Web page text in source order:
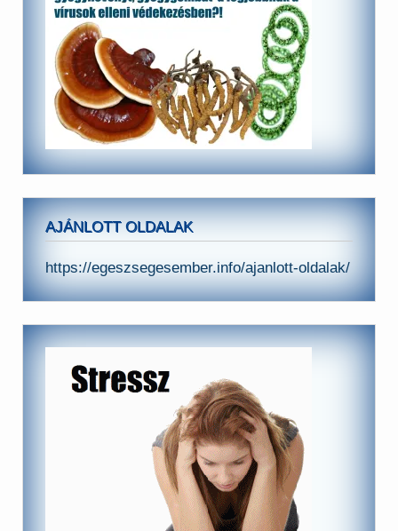
AJÁNLOTT OLDALAK
https://egeszsegesember.info/ajanlott-oldalak/